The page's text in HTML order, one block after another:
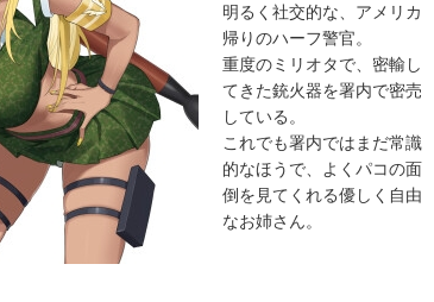
明るく社交的な、アメリカ
帰りのハーフ警官。
重度のミリオタで、密輸し
てきた銃火器を署内で密売
している。
これでも署内ではまだ常識
的なほうで、よくパコの面
倒を見てくれる優しく自由
なお姉さん。